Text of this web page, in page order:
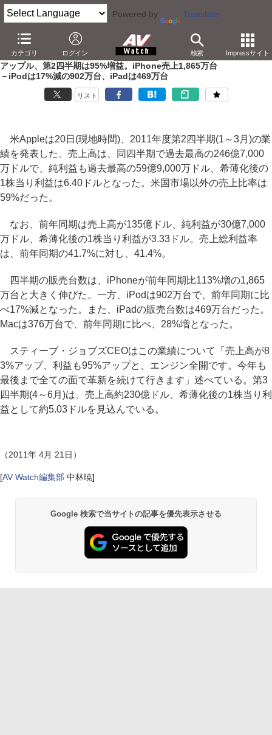
Powered by Translate
カテゴリ ログイン 検索 Impressサイト
AV Watch 動向 業界動向
経営/IR
アップル、第2四半期は95%増益。iPhone売上1,865万台
－iPodは17%減の902万台、iPadは469万台
リスト
米Appleは20日(現地時間)、2011年度第2四半期(1～3月)の業
績を発表した。売上高は、同四半期で過去最高の246億7,000
万ドルで、純利益も過去最高の59億9,000万ドル、希薄化後の
1株当り利益は6.40ドルとなった。米国市場以外の売上比率は
59%だった。
なお、前年同期は売上高が135億ドル、純利益が30億7,000
万ドル、希薄化後の1株当り利益が3.33ドル。売上総利益率
は、前年同期の41.7%に対し、41.4%。
四半期の販売台数は、iPhoneが前年同期比113%増の1,865
万台と大きく伸びた。一方、iPodは902万台で、前年同期に比
べ17%減となった。また、iPadの販売台数は469万台だった。
Macは376万台で、前年同期に比べ、28%増となった。
スティーブ・ジョブズCEOはこの業績について「売上高が8
3%アップ、利益も95%アップと、エンジン全開です。今年も
最後まで全ての面で革新を続けて行きます」述べている。第3
四半期(4～6月)は、売上高約230億ドル、希薄化後の1株当り利
益として約5.03ドルを見込んでいる。
（2011年 4月 21日）
[AV Watch編集部 中林暁]
Google 検索で当サイトの記事を優先表示させる